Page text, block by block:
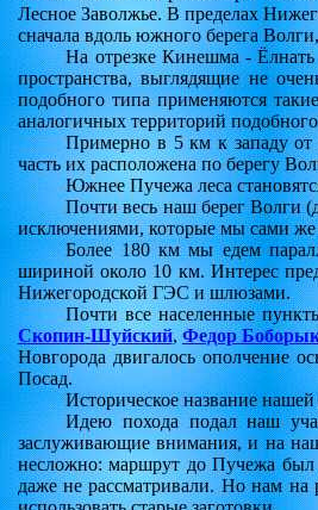
Лесное Заволжье. В пределах
сначала вдоль южного берега
На отрезке Кинешма -
пространства, выглядящие не
подобного типа применяются
аналогичных территорий
Примерно в 5 км к западу от
часть их расположена по берегу
Южнее Пучежа леса
Почти весь наш берег Волги
исключениями, которые мы сами же
Более 180 км мы едем
шириной около 10 км. Интерес
Нижегородской ГЭС и шлюзами.
Почти все населенные
Скопин-Шуйский, Федор
Новгорода двигалось ополчение
Посад.
Историческое название
Идею похода подал наш
заслуживающие внимания, и на
несложно: маршрут до Пучежа был
даже не рассматривали. Но нам на